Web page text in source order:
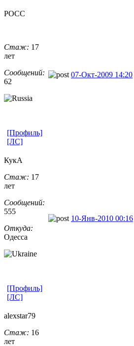
РОСС
Стаж: 17
лет
Сообщений:
62
07-Окт-2009 14:20
[Профиль]
[ЛС]
КукА
Стаж: 17
лет
Сообщений:
555
Откуда:
Одесса
10-Янв-2010 00:16
[Профиль]
[ЛС]
alexstar79
Стаж: 16
лет